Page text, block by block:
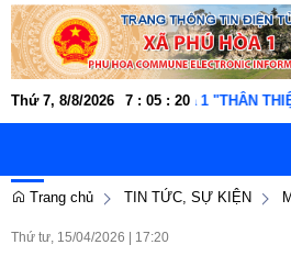
Thứ 7, 8/8/2026 7 : 05 : 21
xã Phú Hòa 1 "THÂN THIỆN,
Trang chủ
TIN TỨC, SỰ KIỆN
Thứ tư, 15/04/2026 17:20